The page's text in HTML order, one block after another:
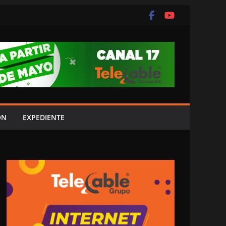
EXPEDIENTE